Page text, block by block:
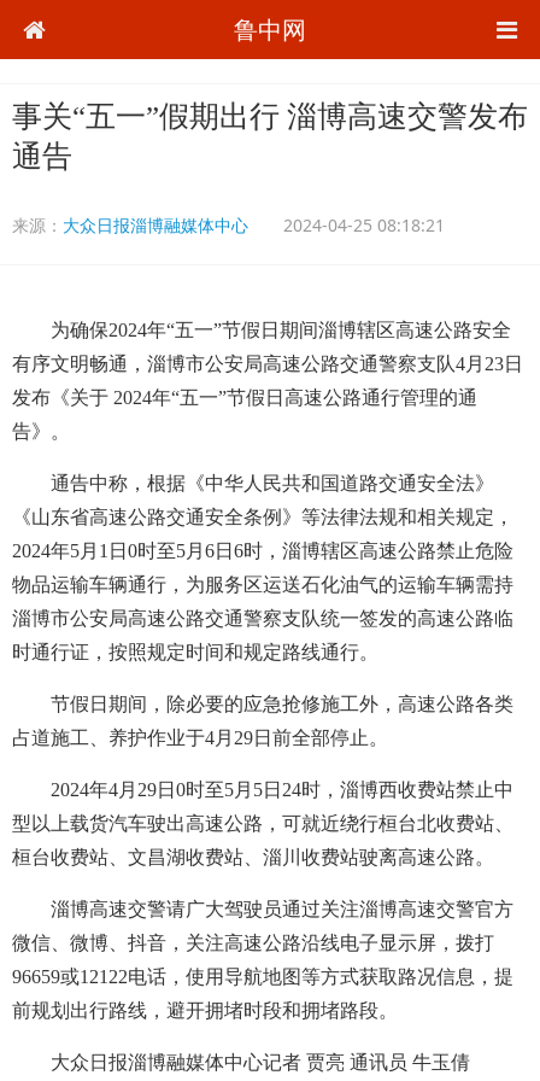
鲁中网
事关“五一”假期出行 淄博高速交警发布
通告
来源： 大众日报淄博融媒体中心 2024-04-25 08:18:21
为确保2024年“五一”节假日期间淄博辖区高速公路安全
有序文明畅通，淄博市公安局高速公路交通警察支队4月23日
发布《关于 2024年“五一”节假日高速公路通行管理的通
告》。
通告中称，根据《中华人民共和国道路交通安全法》
《山东省高速公路交通安全条例》等法律法规和相关规定，
2024年5月1日0时至5月6日6时，淄博辖区高速公路禁止危险
物品运输车辆通行，为服务区运送石化油气的运输车辆需持
淄博市公安局高速公路交通警察支队统一签发的高速公路临
时通行证，按照规定时间和规定路线通行。
节假日期间，除必要的应急抢修施工外，高速公路各类
占道施工、养护作业于4月29日前全部停止。
2024年4月29日0时至5月5日24时，淄博西收费站禁止中
型以上载货汽车驶出高速公路，可就近绕行桓台北收费站、
桓台收费站、文昌湖收费站、淄川收费站驶离高速公路。
淄博高速交警请广大驾驶员通过关注淄博高速交警官方
微信、微博、抖音，关注高速公路沿线电子显示屏，拨打
96659或12122电话，使用导航地图等方式获取路况信息，提
前规划出行路线，避开拥堵时段和拥堵路段。
大众日报淄博融媒体中心记者 贾亮 通讯员 牛玉倩